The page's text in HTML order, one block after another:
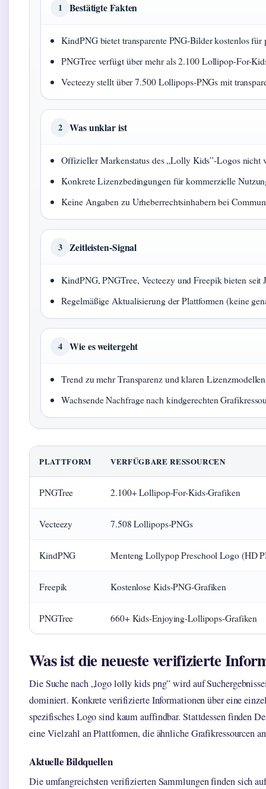
1 Bestätigte Fakten
KindPNG bietet transparente PNG-Bilder kostenlos
PNGTree verfügt über mehr als 2.100 Lollipop-For-
Vecteezy stellt über 7.500 Lollipops-PNGs mit
2 Was unklar ist
Offizieller Markenstatus des „Lolly Kids”-Logos nicht
Konkrete Lizenzbedingungen für kommerzielle
Keine Angaben zu Urheberrechtsinhabern bei
3 Zeitleisten-Signal
KindPNG, PNGTree, Vecteezy und Freepik bieten seit
Regelmäßige Aktualisierung der Plattformen (keine
4 Wie es weitergeht
Trend zu mehr Transparenz und klaren
Wachsende Nachfrage nach kindgerechten
PLATTFORM VERFÜGBARE RESSOURCEN
PNGTree 2.100+ Lollipop-For-Kids-Grafiken
Vecteezy 7.508 Lollipops-PNGs
KindPNG Menteng Lollypop Preschool Logo (HD
Freepik Kostenlose Kids-PNG-Grafiken
PNGTree 660+ Kids-Enjoying-Lollipops-Grafiken
Was ist die neueste verifizierte
Die Suche nach „logo lolly kids png” wird auf
dominiert. Konkrete verifizierte Informationen über eine
spezifisches Logo sind kaum auffindbar. Stattdessen finden
eine Vielzahl an Plattformen, die ähnliche Grafikressourcen
Aktuelle Bildquellen
Die umfangreichsten verifizierten Sammlungen finden sich